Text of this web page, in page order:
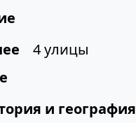
4 улицы
и география